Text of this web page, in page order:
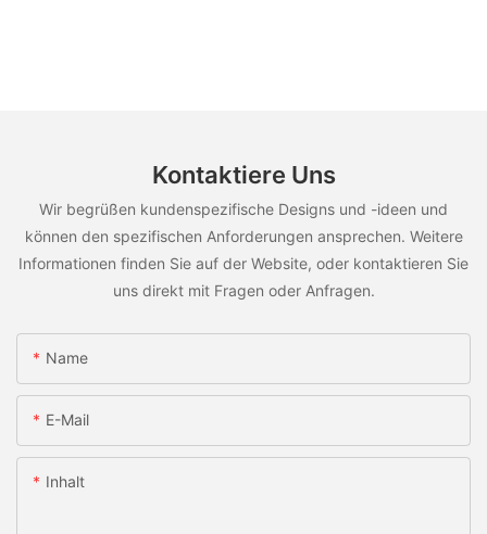
Kontaktiere Uns
Wir begrüßen kundenspezifische Designs und -ideen und
können den spezifischen Anforderungen ansprechen. Weitere
Informationen finden Sie auf der Website, oder kontaktieren Sie
uns direkt mit Fragen oder Anfragen.
Name
E-Mail
Inhalt